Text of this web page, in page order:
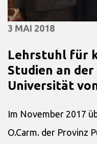
3 MAI 2018
Lehrstuhl für
Studien an
Universität
Im November 2017
O.Carm. der Provinz